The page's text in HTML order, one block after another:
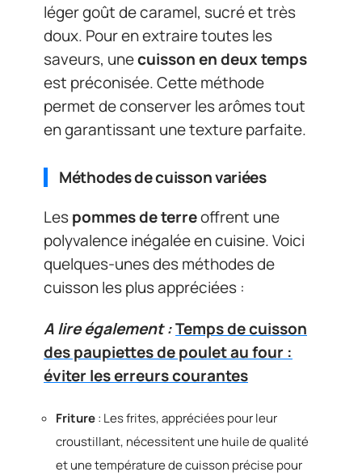
léger goût de caramel, sucré et très
doux. Pour en extraire toutes les
saveurs, unecuisson en deux temps
est préconisée. Cette méthode
permet de conserver les arômes tout
en garantissant une texture parfaite.
Méthodes de cuisson variées
Lespommes de terreoffrent une
polyvalence inégalée en cuisine. Voici
quelques-unes des méthodes de
cuisson les plus appréciées :
A lire également :Temps de cuisson
des paupiettes de poulet au four :
éviter les erreurs courantes
Friture: Les frites, appréciées pour leur
croustillant, nécessitent une huile de qualité
et une température de cuisson précise pour